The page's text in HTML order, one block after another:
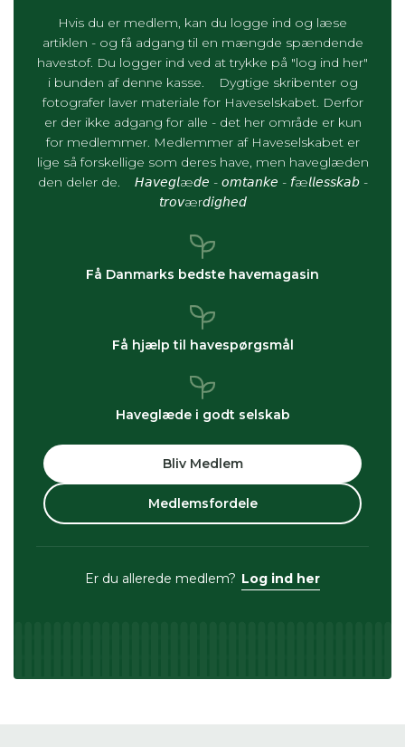
Hvis du er medlem, kan du logge ind og læse
artiklen - og få adgang til en mængde spændende
havestof. Du logger ind ved at trykke på "log ind her"
i bunden af denne kasse. Dygtige skribenter og
fotografer laver materiale for Haveselskabet. Derfor
er der ikke adgang for alle - det her område er kun
for medlemmer. Medlemmer af Haveselskabet er
lige så forskellige som deres have, men haveglæden
den deler de. 𝘏𝘢𝘷𝘦𝘨𝘭æ𝘥𝘦 - 𝘰𝘮𝘵𝘢𝘯𝘬𝘦 - 𝘧æ𝘭𝘭𝘦𝘴𝘴𝘬𝘢𝘣 -
𝘵𝘳𝘰𝘷ær𝘥𝘪𝘨𝘩𝘦𝘥
Få Danmarks bedste havemagasin
Få hjælp til havespørgsmål
Haveglæde i godt selskab
Bliv Medlem
Medlemsfordele
Er du allerede medlem? Log ind her